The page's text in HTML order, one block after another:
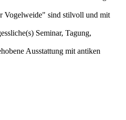
Vogelweide" sind stilvoll und mit
Seminar, Tagung,
Ausstattung mit antiken